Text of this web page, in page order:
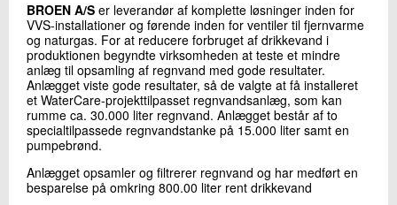
Send
04.Genbrug af regnvand til vask i en metalvirksomhed
05.Køling i industrivirksomhed
06.Plantorama
07.Vask af lastbiler
BROEN A/S er leverandør af komplette løsninger inden for
VVS-installationer og førende inden for ventiler til fjernvarme
og naturgas. For at reducere forbruget af drikkevand i
produktionen begyndte virksomheden at teste et mindre
anlæg til opsamling af regnvand med gode resultater.
Anlægget viste gode resultater, så de valgte at få installeret
et WaterCare-projekttilpasset regnvandsanlæg, som kan
rumme ca. 30.000 liter regnvand. Anlægget består af to
specialtilpassede regnvandstanke på 15.000 liter samt en
pumpebrønd.
Anlægget opsamler og filtrerer regnvand og har medført en
besparelse på omkring 800.00 liter rent drikkevand